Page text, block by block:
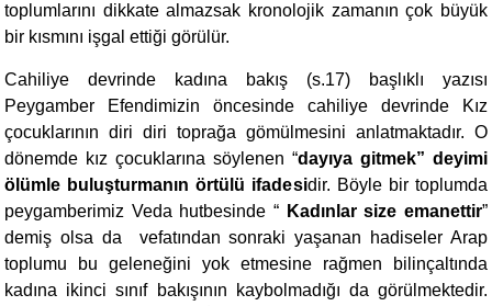
toplumlarını dikkate almazsak kronolojik zamanın çok büyük
bir kısmını işgal ettiği görülür.
Cahiliye devrinde kadına bakış (s.17) başlıklı yazısı
Peygamber Efendimizin öncesinde cahiliye devrinde Kız
çocuklarının diri diri toprağa gömülmesini anlatmaktadır. O
dönemde kız çocuklarına söylenen “dayıya gitmek” deyimi
ölümle buluşturmanın örtülü ifadesidir. Böyle bir toplumda
peygamberimiz Veda hutbesinde “ Kadınlar size emanettir”
demiş olsa da vefatından sonraki yaşanan hadiseler Arap
toplumu bu geleneğini yok etmesine rağmen bilinçaltında
kadına ikinci sınıf bakışının kaybolmadığı da görülmektedir.